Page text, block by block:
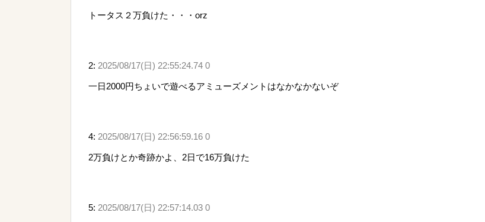
トータス２万負けた・・・orz
2: 2025/08/17(日) 22:55:24.74 0
一日2000円ちょいで遊べるアミューズメントはなかなかないぞ
4: 2025/08/17(日) 22:56:59.16 0
2万負けとか奇跡かよ、2日で16万負けた
5: 2025/08/17(日) 22:57:14.03 0